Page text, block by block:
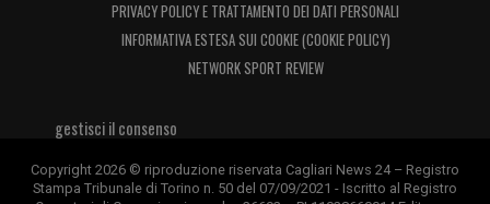
PRIVACY POLICY E TRATTAMENTO DEI DATI PERSONALI
INFORMATIVA ESTESA SUI COOKIE (COOKIE POLICY)
NETWORK SPORT REVIEW
gestisci il consenso
Copyright 2026 © riproduzione riservata Cagliari News 24 – Registro
Stampa Tribunale di Torino n. 50 del 07/09/2021 - Iscritto al Registro